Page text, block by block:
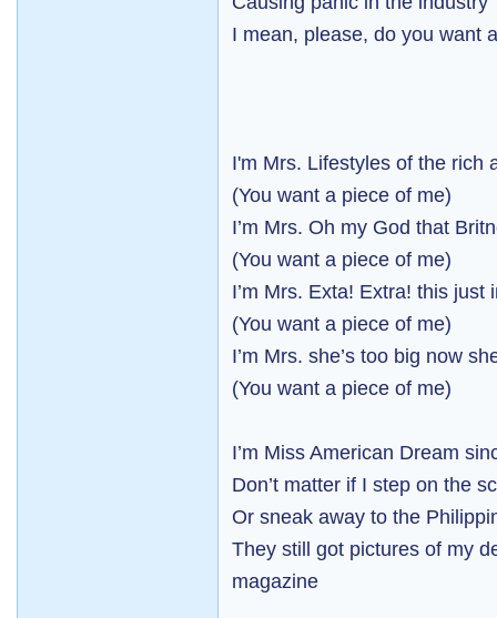
I mean, please, do you want
I'm Mrs. Lifestyles of the rich
(You want a piece of me)
I’m Mrs. Oh my God that
(You want a piece of me)
I’m Mrs. Exta! Extra! this just
(You want a piece of me)
I’m Mrs. she’s too big now
(You want a piece of me)
I’m Miss American Dream
Don’t matter if I step on the
Or sneak away to the
They still got pictures of my
magazine